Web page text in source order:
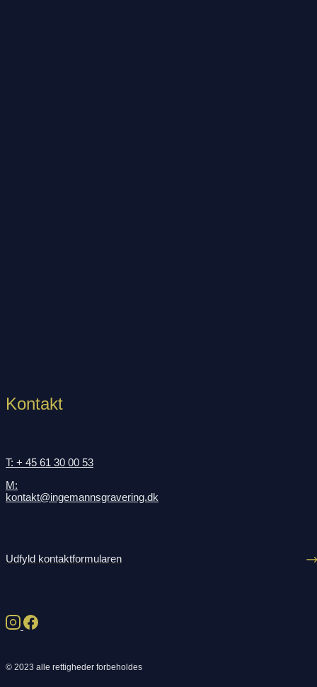
Kontakt
T: + 45 61 30 00 53
M:
kontakt@ingemannsgravering.dk
Udfyld kontaktformularen
© 2023 alle rettigheder forbeholdes